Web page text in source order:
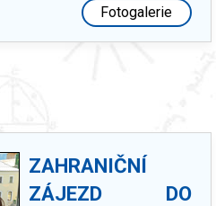
Fotogalerie
ZAHRANIČNÍ
ZÁJEZD DO